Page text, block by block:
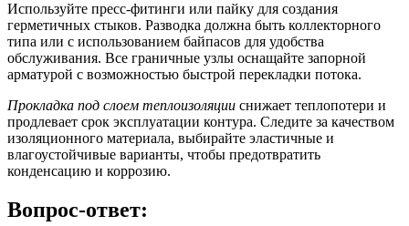
Используйте пресс-фитинги или пайку для создания
герметичных стыков. Разводка должна быть коллекторного
типа или с использованием байпасов для удобства
обслуживания. Все граничные узлы оснащайте запорной
арматурой с возможностью быстрой перекладки потока.
Прокладка под слоем теплоизоляции снижает теплопотери и
продлевает срок эксплуатации контура. Следите за качеством
изоляционного материала, выбирайте эластичные и
влагоустойчивые варианты, чтобы предотвратить
конденсацию и коррозию.
Вопрос-ответ: